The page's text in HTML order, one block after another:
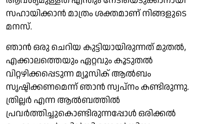
സഹായിക്കാന്‍ മാത്രം ശക്തമാണ് നിങ്ങളുടെ
മനസ്.
ഞാന്‍ ഒരു ചെറിയ കുട്ടിയായിരുന്നത് മുതല്‍,
എക്കാലത്തെയും ഏറ്റവും കൂടുതല്‍
വിറ്റഴിക്കപ്പെടുന്ന മ്യൂസിക് ആല്‍ബം
സൃഷ്ടിക്കണമെന്ന് ഞാന്‍ സ്വപ്‌നം കണ്ടിരുന്നു.
ത്രില്ലര്‍ എന്ന ആല്‍ബത്തില്‍
പ്രവര്‍ത്തിച്ചുകൊണ്ടിരുന്നപ്പോള്‍ ഒരിക്കല്‍